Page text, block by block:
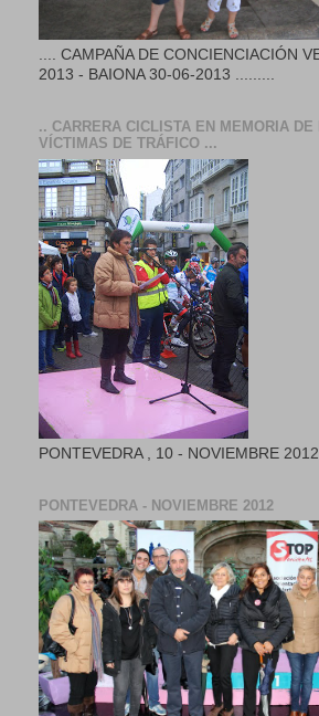
.... CAMPAÑA DE CONCIENCIACIÓN
2013 - BAIONA 30-06-2013 .........
.. CARRERA CICLISTA EN MEMORIA DE
VÍCTIMAS DE TRÁFICO ...
PONTEVEDRA , 10 - NOVIEMBRE 2012
PONTEVEDRA - NOVIEMBRE 2012